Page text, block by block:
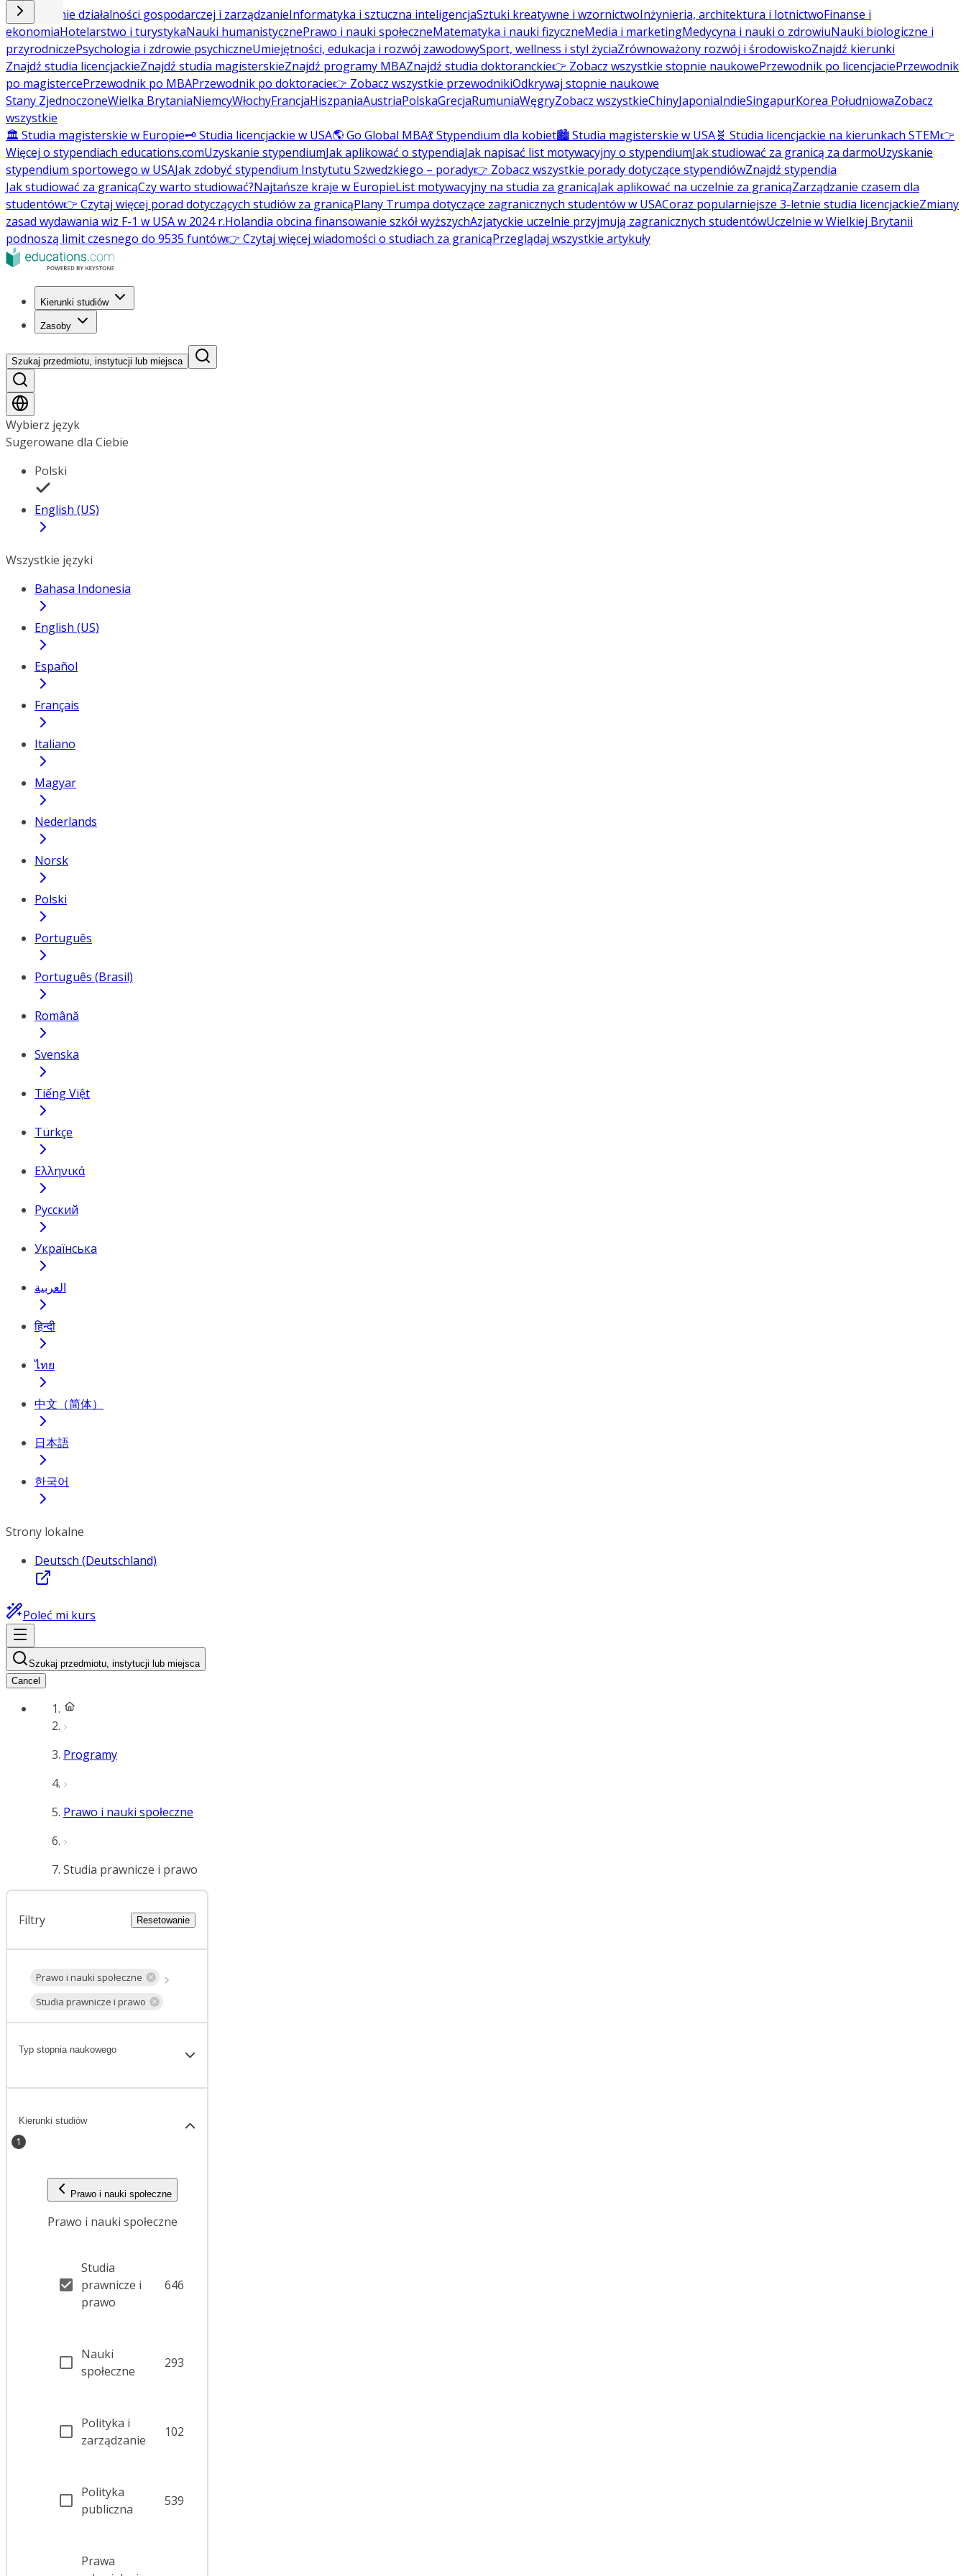
Prowadzenie działalności gospodarczej i zarządzanieInformatyka i sztuczna inteligencjaSztuki kreatywne i wzornictwoInżynieria, architektura i lotnictwoFinanse i
ekonomiaHotelarstwo i turystykaNauki humanistycznePrawo i nauki społeczneMatematyka i nauki fizyczneMedia i marketingMedycyna i nauki o zdrowiuNauki biologiczne i
przyrodniczePsychologia i zdrowie psychiczneUmiejętności, edukacja i rozwój zawodowySport, wellness i styl życiaZrównoważony rozwój i środowiskoZnajdź kierunki
Znajdź studia licencjackieZnajdź studia magisterskieZnajdź programy MBAZnajdź studia doktoranckie👉 Zobacz wszystkie stopnie naukowePrzewodnik po licencjaciePrzewodnik
po magistercePrzewodnik po MBAPrzewodnik po doktoracie👉 Zobacz wszystkie przewodnikiOdkrywaj stopnie naukowe
Stany ZjednoczoneWielka BrytaniaNiemcyWłochyFrancjaHiszpaniaAustriaPolskaGrecjaRumuniaWęgryZobacz wszystkieChinyJaponiaIndieSingapurKorea PołudniowaZobacz
wszystkie
🏛️ Studia magisterskie w Europie🗝️ Studia licencjackie w USA🌎 Go Global MBA💃 Stypendium dla kobiet🏙️ Studia magisterskie w USA🧬 Studia licencjackie na kierunkach STEM👉
Więcej o stypendiach educations.comUzyskanie stypendiumJak aplikować o stypendiaJak napisać list motywacyjny o stypendiumJak studiować za granicą za darmoUzyskanie
stypendium sportowego w USAJak zdobyć stypendium Instytutu Szwedzkiego – porady👉 Zobacz wszystkie porady dotyczące stypendiówZnajdź stypendia
Jak studiować za granicąCzy warto studiować?Najtańsze kraje w EuropieList motywacyjny na studia za granicąJak aplikować na uczelnie za granicąZarządzanie czasem dla
studentów👉 Czytaj więcej porad dotyczących studiów za granicąPlany Trumpa dotyczące zagranicznych studentów w USACoraz popularniejsze 3-letnie studia licencjackieZmiany
zasad wydawania wiz F-1 w USA w 2024 r.Holandia obcina finansowanie szkół wyższychAzjatyckie uczelnie przyjmują zagranicznych studentówUczelnie w Wielkiej Brytanii
podnoszą limit czesnego do 9535 funtów👉 Czytaj więcej wiadomości o studiach za granicąPrzeglądaj wszystkie artykuły
Kierunki studiów
Zasoby
Szukaj przedmiotu, instytucji lub miejsca
Wybierz język
Sugerowane dla Ciebie
Polski
English (US)
Wszystkie języki
Bahasa Indonesia
English (US)
Español
Français
Italiano
Magyar
Nederlands
Norsk
Polski
Português
Português (Brasil)
Română
Svenska
Tiếng Việt
Türkçe
Ελληνικά
Русский
Українська
العربية
हिन्दी
ไทย
中文（简体）
日本語
한국어
Strony lokalne
Deutsch (Deutschland)
Poleć mi kurs
Szukaj przedmiotu, instytucji lub miejsca
Cancel
Programy
Prawo i nauki społeczne
Studia prawnicze i prawo
Filtry Resetowanie
Prawo i nauki społeczne
Studia prawnicze i prawo
Typ stopnia naukowego
Kierunki studiów
1
Prawo i nauki społeczne
Prawo i nauki społeczne
Studia
prawnicze i
prawo
646
Nauki
społeczne
293
Polityka i
zarządzanie
102
Polityka
publiczna
539
Prawa